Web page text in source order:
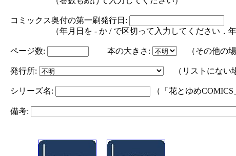
コミックス奥付の第一刷発行日:
（年月日を - か / で区切って入力してください．年の
ページ数: 本の大きさ: （その他の
発行所: （リストにない
シリーズ名: （「花とゆめ
備考: